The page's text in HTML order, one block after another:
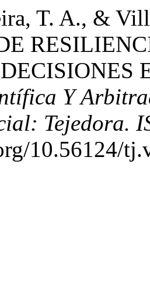
T. A., &
Y
Tejedora.
10.56124/